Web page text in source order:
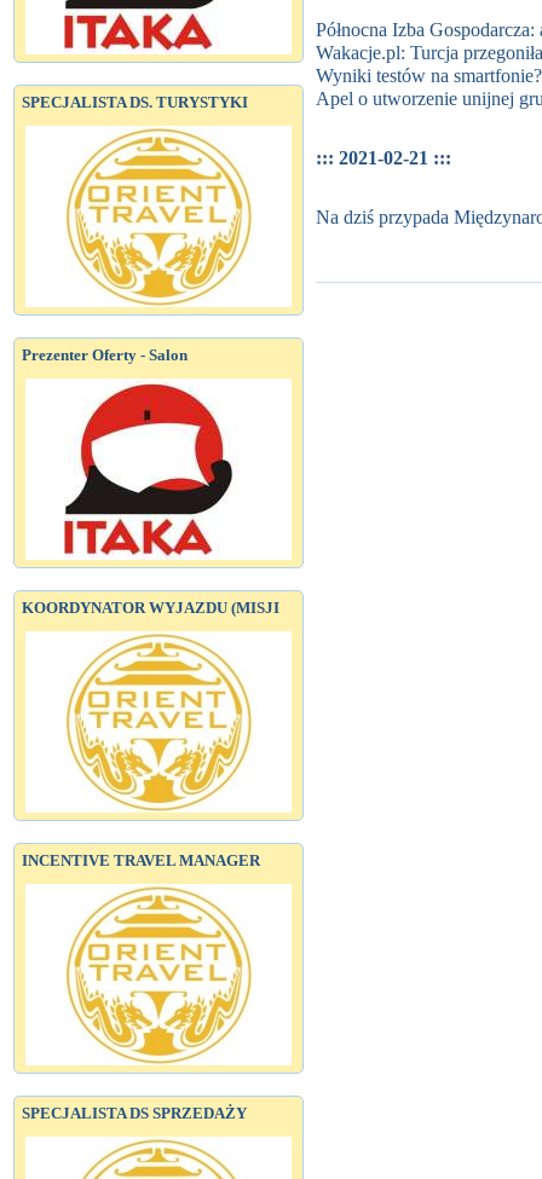
SPECJALISTA DS. TURYSTYKI
Prezenter Oferty - Salon
KOORDYNATOR WYJAZDU (MISJI
INCENTIVE TRAVEL MANAGER
SPECJALISTA DS SPRZEDAŻY
Północna Izba
Wakacje.pl: Turcja
Wyniki testów na
Apel o utworzenie unijnej
::: 2021-02-21 :::
Na dziś przypada